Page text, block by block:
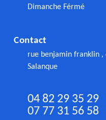
Dimanche Férmé
Contact
rue benjamin franklin ,
Salanque
04 82 29 35 29
07 77 31 56 58